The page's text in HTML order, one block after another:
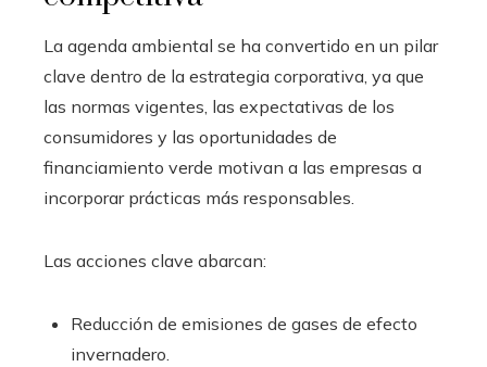
La agenda ambiental se ha convertido en un pilar
clave dentro de la estrategia corporativa, ya que
las normas vigentes, las expectativas de los
consumidores y las oportunidades de
financiamiento verde motivan a las empresas a
incorporar prácticas más responsables.
Las acciones clave abarcan:
Reducción de emisiones de gases de efecto
invernadero.